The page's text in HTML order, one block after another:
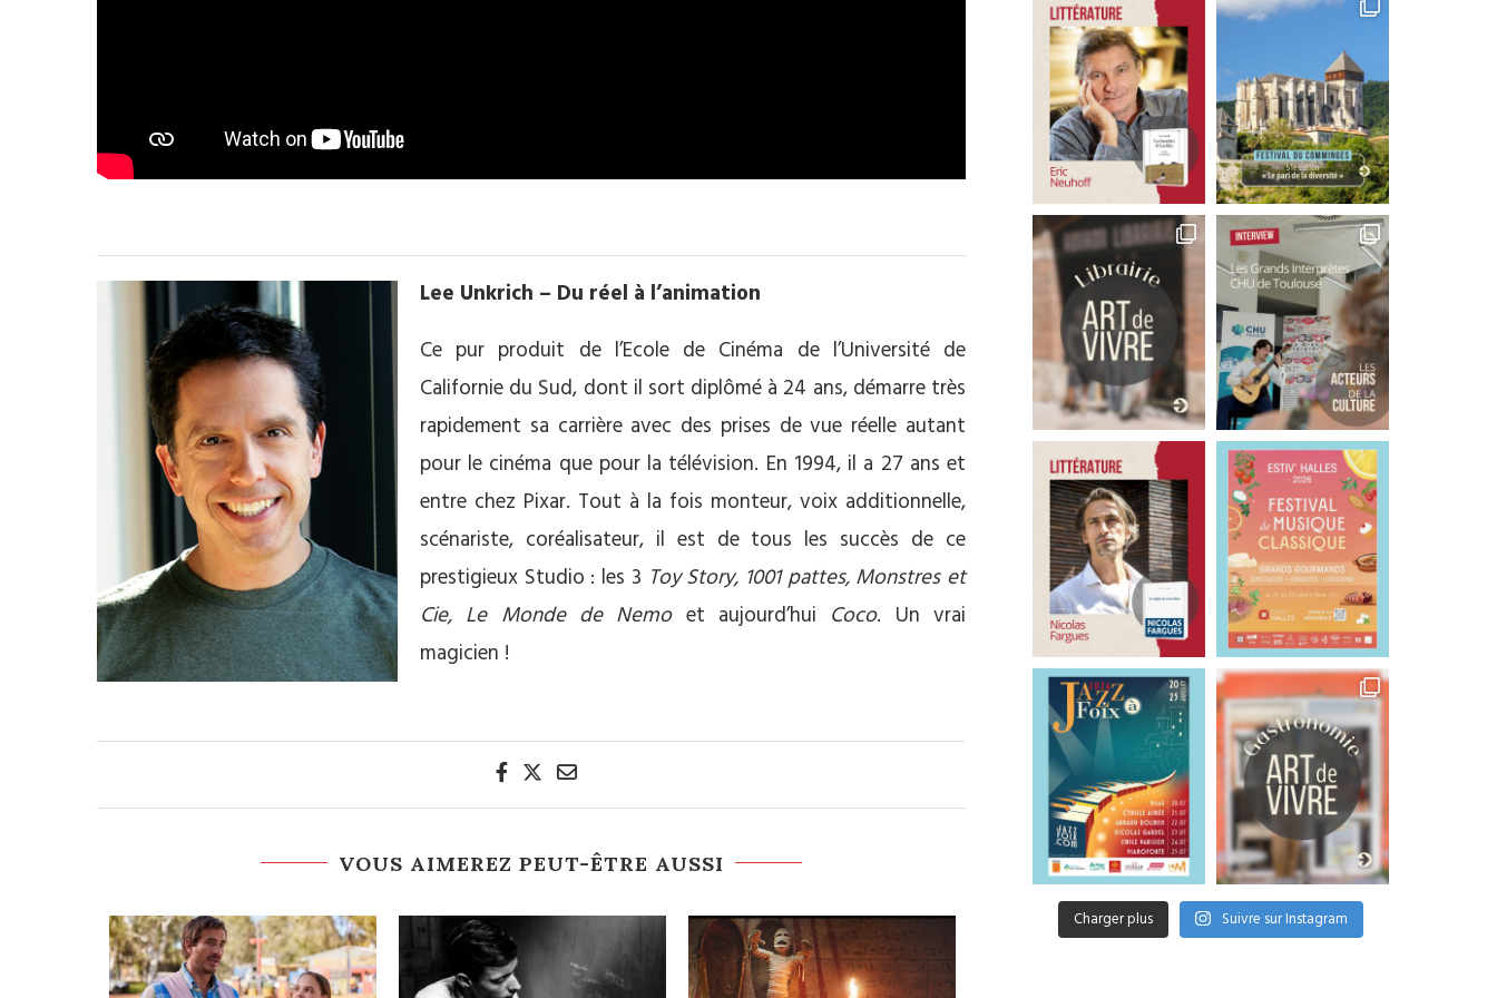
Lee Unkrich – Du réel à l’animation
Ce pur produit de l’Ecole de Cinéma de l’Université de
Californie du Sud, dont il sort diplômé à 24 ans, démarre très
rapidement sa carrière avec des prises de vue réelle autant
pour le cinéma que pour la télévision. En 1994, il a 27 ans et
entre chez Pixar. Tout à la fois monteur, voix additionnelle,
scénariste, coréalisateur, il est de tous les succès de ce
prestigieux Studio : les 3 Toy Story, 1001 pattes, Monstres et
Cie, Le Monde de Nemo et aujourd’hui Coco. Un vrai
magicien !
VOUS AIMEREZ PEUT-ÊTRE AUSSI
Charger plus Suivre sur Instagram